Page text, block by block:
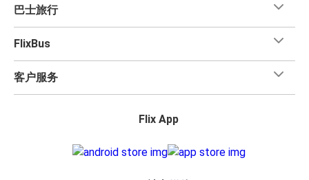
巴士旅行
FlixBus
客户服务
Flix App